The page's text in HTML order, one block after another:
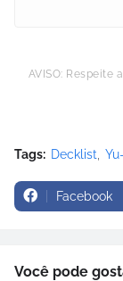
AVISO: Respeite
Tags: Decklist
Facebook
Você pode